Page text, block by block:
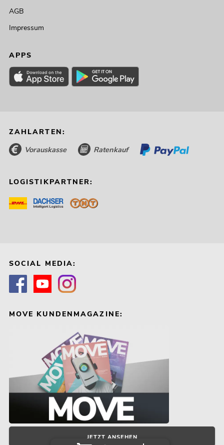
AGB
Impressum
APPS
ZAHLARTEN:
Vorauskasse Ratenkauf
LOGISTIKPARTNER:
SOCIAL MEDIA:
MOVE KUNDENMAGAZINE:
JETZT ANSEHEN